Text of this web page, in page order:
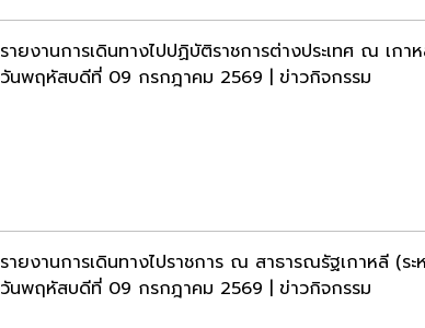
รายงานการเดินทางไปปฏิบัติราชการต่างประเทศ ณ เก
วันพฤหัสบดีที่ 09 กรกฎาคม 2569 | ข่าวกิจกรรม
รายงานการเดินทางไปราชการ ณ สาธารณรัฐเกาหลี
วันพฤหัสบดีที่ 09 กรกฎาคม 2569 | ข่าวกิจกรรม